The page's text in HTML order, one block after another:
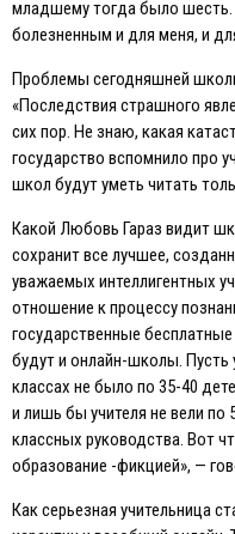
младшему тогда было
болезненным и для меня, и
Проблемы сегодняшней
«Последствия страшного
сих пор. Не знаю, какая
государство вспомнило про
школ будут уметь читать
Какой Любовь Гараз видит
сохранит все лучшее,
уважаемых интеллигентных
отношение к процессу
государственные
будут и онлайн-школы.
классах не было по 35-40
и лишь бы учителя не вели по
классных руководства. Вот
образование -фикцией», —
Как серьезная учительница